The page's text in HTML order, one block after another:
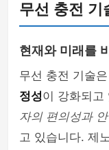
무선 충전 기
현재와 미래를
무선 충전 기술
정성이 강화되고
자의 편의성과
고 있습니다. 제